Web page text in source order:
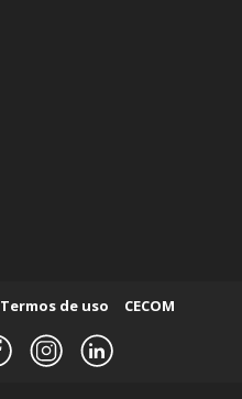
Termos de uso CECOM